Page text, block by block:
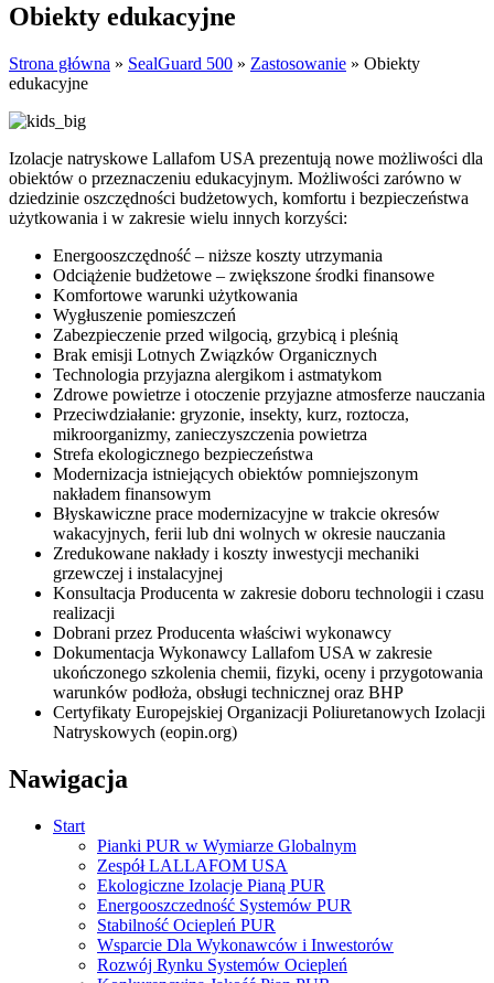
Obiekty edukacyjne
Strona główna » SealGuard 500 » Zastosowanie » Obiekty
edukacyjne
Izolacje natryskowe Lallafom USA prezentują nowe możliwości dla
obiektów o przeznaczeniu edukacyjnym. Możliwości zarówno w
dziedzinie oszczędności budżetowych, komfortu i bezpieczeństwa
użytkowania i w zakresie wielu innych korzyści:
Energooszczędność – niższe koszty utrzymania
Odciążenie budżetowe – zwiększone środki finansowe
Komfortowe warunki użytkowania
Wygłuszenie pomieszczeń
Zabezpieczenie przed wilgocią, grzybicą i pleśnią
Brak emisji Lotnych Związków Organicznych
Technologia przyjazna alergikom i astmatykom
Zdrowe powietrze i otoczenie przyjazne atmosferze nauczania
Przeciwdziałanie: gryzonie, insekty, kurz, roztocza,
mikroorganizmy, zanieczyszczenia powietrza
Strefa ekologicznego bezpieczeństwa
Modernizacja istniejących obiektów pomniejszonym
nakładem finansowym
Błyskawiczne prace modernizacyjne w trakcie okresów
wakacyjnych, ferii lub dni wolnych w okresie nauczania
Zredukowane nakłady i koszty inwestycji mechaniki
grzewczej i instalacyjnej
Konsultacja Producenta w zakresie doboru technologii i czasu
realizacji
Dobrani przez Producenta właściwi wykonawcy
Dokumentacja Wykonawcy Lallafom USA w zakresie
ukończonego szkolenia chemii, fizyki, oceny i przygotowania
warunków podłoża, obsługi technicznej oraz BHP
Certyfikaty Europejskiej Organizacji Poliuretanowych Izolacji
Natryskowych (eopin.org)
Nawigacja
Start
Pianki PUR w Wymiarze Globalnym
Zespół LALLAFOM USA
Ekologiczne Izolacje Pianą PUR
Energooszczedność Systemów PUR
Stabilność Ociepleń PUR
Wsparcie Dla Wykonawców i Inwestorów
Rozwój Rynku Systemów Ociepleń